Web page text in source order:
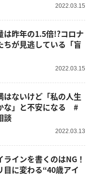
2022.03.15
は昨年の1.5倍!?コロナ
ちが見逃している「盲
2022.03.15
はないけど「私の人生
な」と不安になる #
談
2022.03.13
インを書くのはNG！
目に変わる“40歳アイ